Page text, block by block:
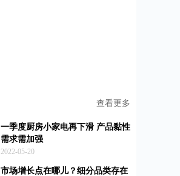
查看更多
一季度厨房小家电再下滑 产品黏性
需求需加强
2022-05-20
市场增长点在哪儿？细分品类存在